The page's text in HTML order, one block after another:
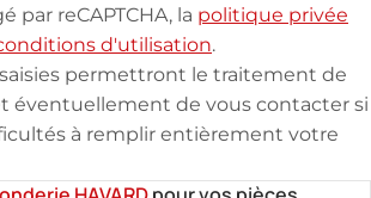
par reCAPTCHA, la politique privée
d'utilisation.
permettront le traitement de
éventuellement de vous contacter si
à remplir entièrement votre